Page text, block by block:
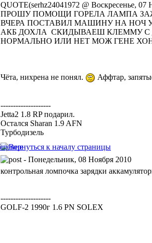
QUOTE(serhz24041972 @ Воскресенье, 07
ПРОШУ ПОМОЩИ ГОРЕЛА ЛАМПА
ВЧЕРА ПОСТАВИЛ МАШИНУ НА НОЧ
АКБ ДОХЛА СКИДЫВАЕШ КЛЕММУ С
НОРМАЛЬНО ИЛИ НЕТ МОЖ ГЕНЕ
Чёта, нихрена не понял. Аффтар,
--------------------
Jetta2 1.8 RP подарил.
Остался Sharan 1.9 AFN
Турбодизель
- Понедельник, 08 Ноября 2010
контрольная ломпочка зарядки
--------------------
GOLF-2 1990г 1.6 PN SOLEX